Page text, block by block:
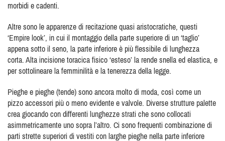
morbidi e cadenti.
Altre sono le apparenze di recitazione quasi aristocratiche, questi
‘Empire look’, in cui il montaggio della parte superiore di un ‘taglio’
appena sotto il seno, la parte inferiore è più flessibile di lunghezza
corta. Alta incisione toracica fisico ‘esteso’ la rende snella ed elastica, e
per sottolineare la femminilità e la tenerezza della legge.
Pieghe e pieghe (tende) sono ancora molto di moda, così come un
pizzo accessori più o meno evidente e valvole. Diverse strutture palette
crea giocando con differenti lunghezze strati che sono collocati
asimmetricamente uno sopra l’altro. Ci sono frequenti combinazione di
parti strette superiori di vestiti con larghe pieghe nella parte inferiore